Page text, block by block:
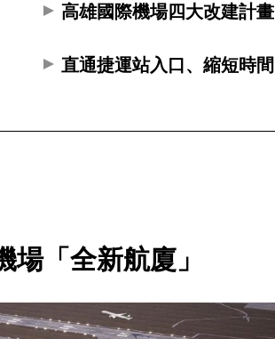
高雄國際機場四大改建計畫
直通捷運站入口、縮短時間
場「全新航廈」